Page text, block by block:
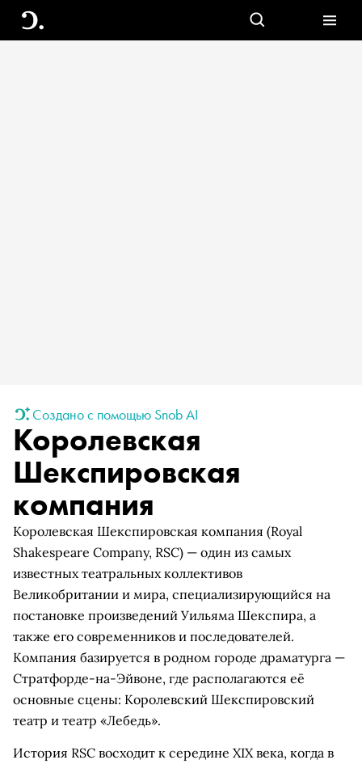
Создано с помощью Snob AI
Королевская
Шекспировская
компания
Королевская Шекспировская компания (Royal
Shakespeare Company, RSC) — один из самых
известных театральных коллективов
Великобритании и мира, специализирующийся на
постановке произведений Уильяма Шекспира, а
также его современников и последователей.
Компания базируется в родном городе драматурга —
Стратфорде-на-Эйвоне, где располагаются её
основные сцены: Королевский Шекспировский
театр и театр «Лебедь».
История RSC восходит к середине XIX века, когда в